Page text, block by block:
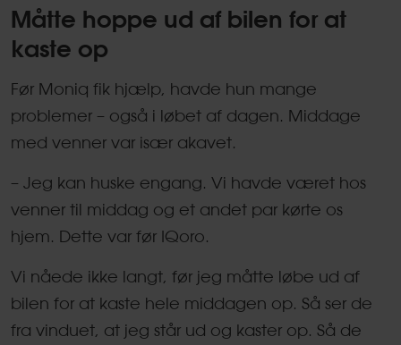
Måtte hoppe ud af bilen for at
kaste op
Før Moniq fik hjælp, havde hun mange
problemer – også i løbet af dagen. Middage
med venner var især akavet.
– Jeg kan huske engang. Vi havde været hos
venner til middag og et andet par kørte os
hjem. Dette var før IQoro.
Vi nåede ikke langt, før jeg måtte løbe ud af
bilen for at kaste hele middagen op. Så ser de
fra vinduet, at jeg står ud og kaster op. Så de